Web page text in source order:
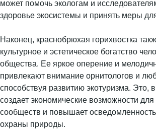
может помочь экологам и
здоровье экосистемы и принять меры
Наконец, краснобрюхая горихвостка
культурное и эстетическое богатство
общества. Ее яркое оперение и
привлекают внимание орнитологов и
способствуя развитию экотуризма. Это,
создает экономические возможности
сообществ и повышает
охраны природы.